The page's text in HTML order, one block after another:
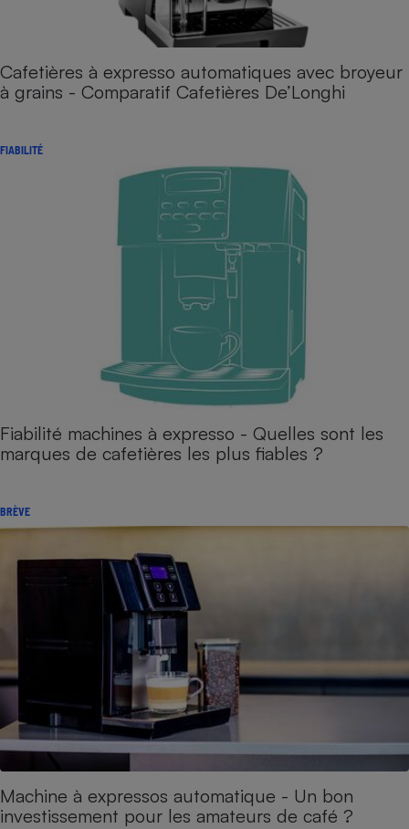
Cafetières à expresso automatiques avec broyeur
à grains - Comparatif Cafetières De’Longhi
FIABILITÉ
Fiabilité machines à expresso - Quelles sont les
marques de cafetières les plus fiables ?
BRÈVE
Machine à expressos automatique - Un bon
investissement pour les amateurs de café ?